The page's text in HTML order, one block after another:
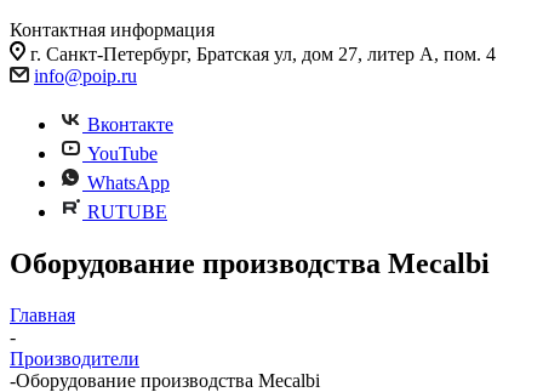
Контактная информация
г. Санкт-Петербург, Братская ул, дом 27, литер А, пом. 4
info@poip.ru
Вконтакте
YouTube
WhatsApp
RUTUBE
Оборудование производства Mecalbi
Главная
-
Производители
-Оборудование производства Mecalbi